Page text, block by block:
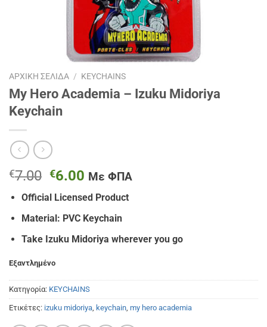
ΑΡΧΙΚΉ ΣΕΛΊΔΑ / KEYCHAINS
My Hero Academia – Izuku Midoriya
Keychain
€7.00 Original
price
was:
€7.00.
€6.00 Η
τρέχουσα
τιμή
είναι:
€6.00.
Με ΦΠΑ
Official Licensed Product
Material: PVC Keychain
Take Izuku Midoriya wherever you go
Εξαντλημένο
Κατηγορία: KEYCHAINS
Ετικέτες: izuku midoriya, keychain, my hero academia